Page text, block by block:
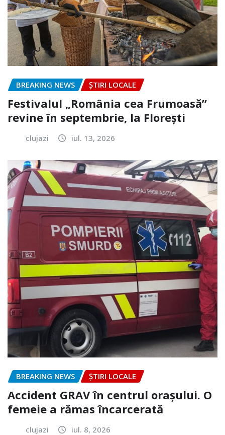
BREAKING NEWS ȘTIRI LOCALE
Festivalul „România cea Frumoasă”
revine în septembrie, la Florești
clujazi iul. 13, 2026
BREAKING NEWS ȘTIRI LOCALE
Accident GRAV în centrul orașului. O
femeie a rămas încarcerată
clujazi iul. 8, 2026